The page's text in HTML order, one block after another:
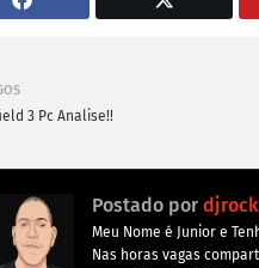
3 Pc Analise!!
Postado por djrock
Meu Nome é Junior e
Nas horas vagas